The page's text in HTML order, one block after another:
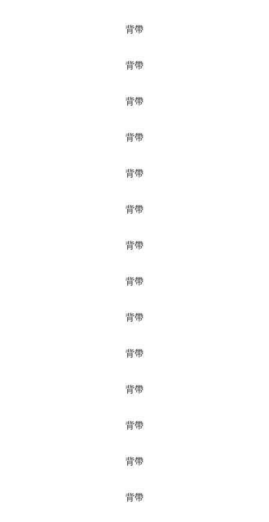
背帶
背帶
背帶
背帶
背帶
背帶
背帶
背帶
背帶
背帶
背帶
背帶
背帶
背帶